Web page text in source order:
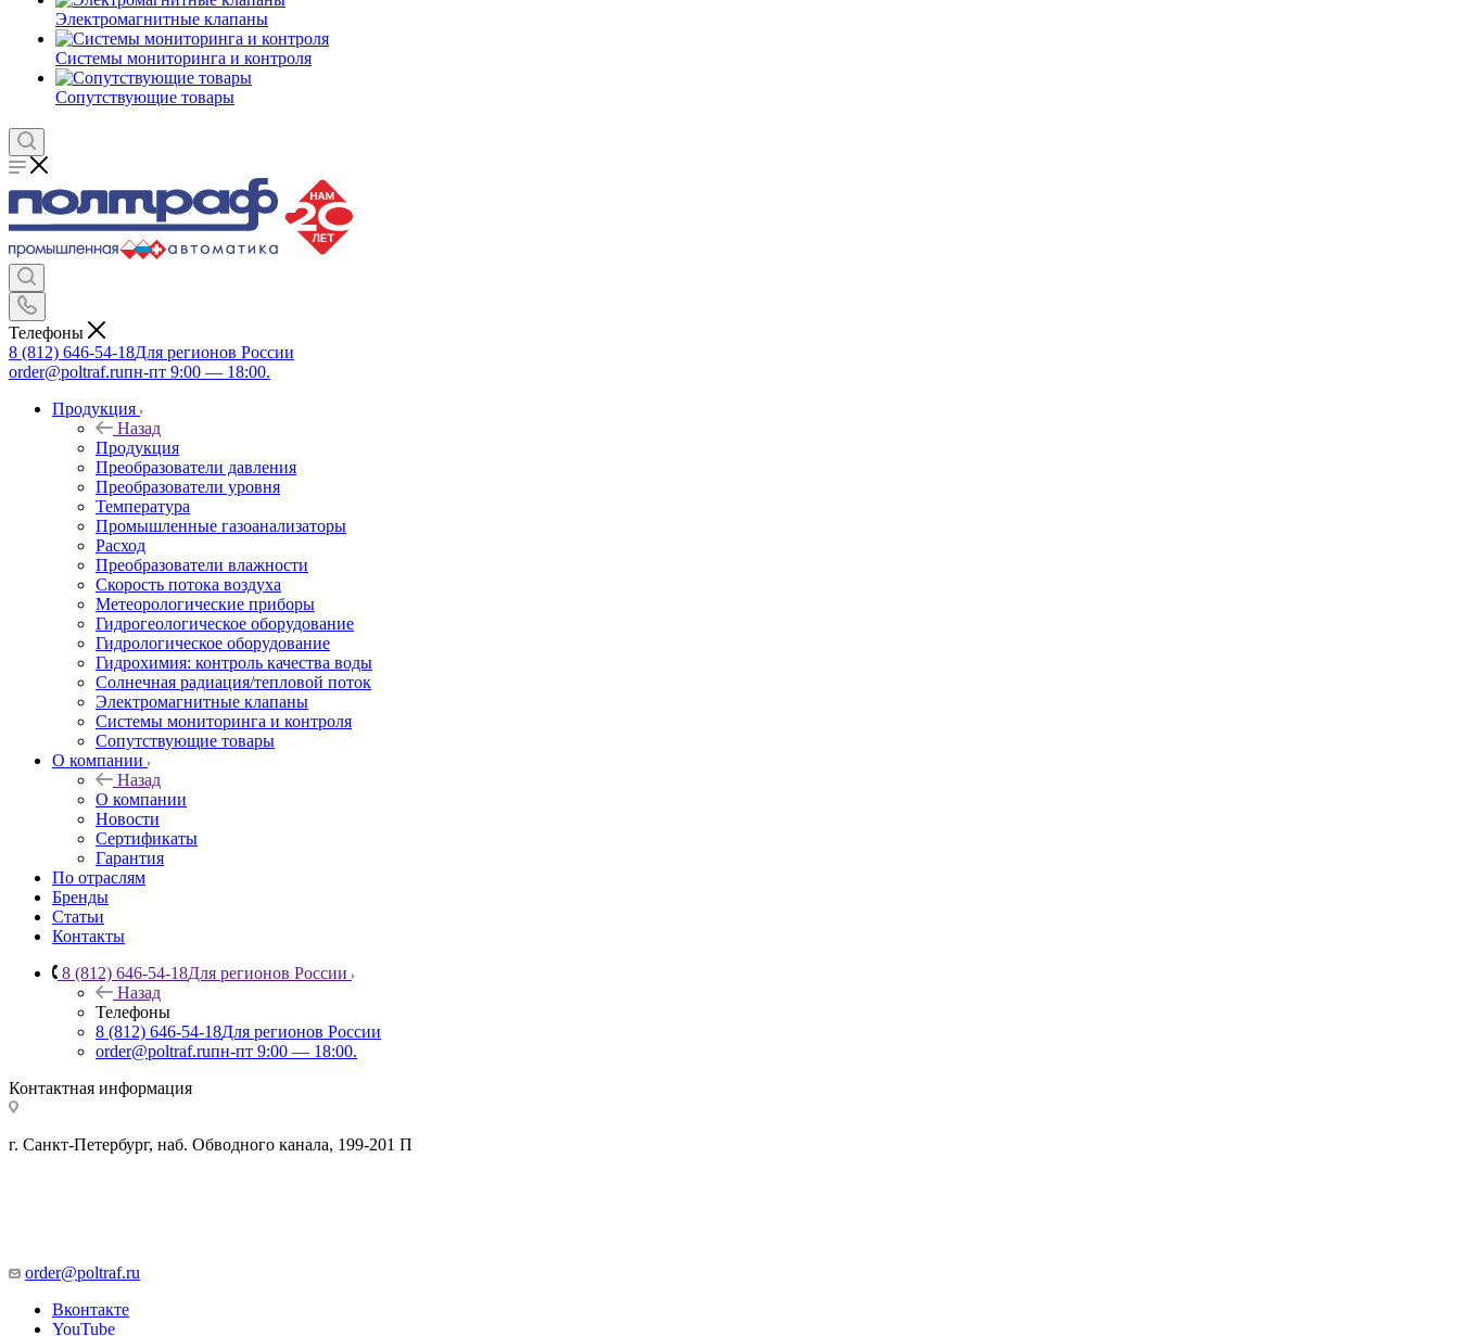
Электромагнитные клапаны
Системы мониторинга и контроля
Сопутствующие товары
Телефоны
8 (812) 646-54-18Для регионов России
order@poltraf.ruпн-пт 9:00 — 18:00.
Продукция
Назад
Продукция
Преобразователи давления
Преобразователи уровня
Температура
Промышленные газоанализаторы
Расход
Преобразователи влажности
Скорость потока воздуха
Метеорологические приборы
Гидрогеологическое оборудование
Гидрологическое оборудование
Гидрохимия: контроль качества воды
Солнечная радиация/тепловой поток
Электромагнитные клапаны
Системы мониторинга и контроля
Сопутствующие товары
О компании
Назад
О компании
Новости
Сертификаты
Гарантия
По отраслям
Бренды
Статьи
Контакты
8 (812) 646-54-18Для регионов России
Назад
Телефоны
8 (812) 646-54-18Для регионов России
order@poltraf.ruпн-пт 9:00 — 18:00.
Контактная информация
г. Санкт-Петербург, наб. Обводного канала, 199-201 П
order@poltraf.ru
Вконтакте
YouTube